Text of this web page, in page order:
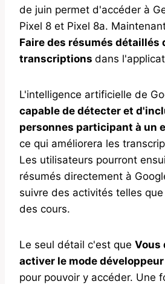
de juin permet d'accéder à
Pixel 8 et Pixel 8a.
Faire des résumés détaillés
transcriptions dans
L'intelligence artificielle de
capable de détecter et
personnes participant à un
ce qui améliorera les
Les utilisateurs pourront
résumés directement à
suivre des activités telles
des cours.
Le seul détail c'est que Vous
activer le mode développeur
pour pouvoir y accéder. Une